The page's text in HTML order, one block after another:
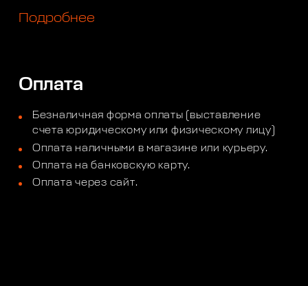
Подробнее
Оплата
Безналичная форма оплаты (выставление
счета юридическому или физическому лицу)
Оплата наличными в магазине или курьеру.
Оплата на банковскую карту.
Оплата через сайт.